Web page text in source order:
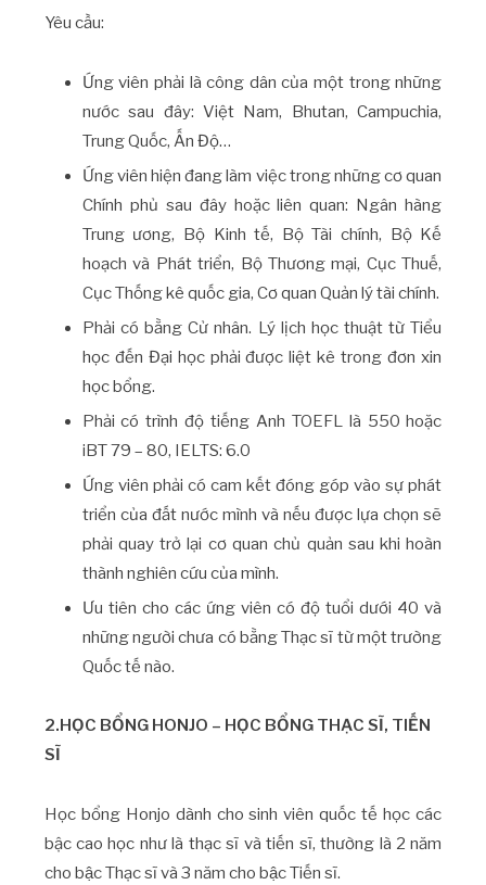
Yêu cầu:
Ứng viên phải là công dân của một trong những
nước sau đây: Việt Nam, Bhutan, Campuchia,
Trung Quốc, Ấn Độ…
Ứng viên hiện đang làm việc trong những cơ quan
Chính phủ sau đây hoặc liên quan: Ngân hàng
Trung ương, Bộ Kinh tế, Bộ Tài chính, Bộ Kế
hoạch và Phát triển, Bộ Thương mại, Cục Thuế,
Cục Thống kê quốc gia, Cơ quan Quản lý tài chính.
Phải có bằng Cử nhân. Lý lịch học thuật từ Tiểu
học đến Đại học phải được liệt kê trong đơn xin
học bổng.
Phải có trình độ tiếng Anh TOEFL là 550 hoặc
iBT 79 – 80, IELTS: 6.0
Ứng viên phải có cam kết đóng góp vào sự phát
triển của đất nước mình và nếu được lựa chọn ​​sẽ
phải quay trở lại cơ quan chủ quản sau khi hoàn
thành nghiên cứu của mình.
Ưu tiên cho các ứng viên có độ tuổi dưới 40 và
những người chưa có bằng Thạc sĩ từ một trường
Quốc tế nào.
2.HỌC BỔNG HONJO – HỌC BỔNG THẠC SĨ, TIẾN
SĨ
Học bổng Honjo dành cho sinh viên quốc tế học các
bậc cao học như là thạc sĩ và tiến sĩ, thường là 2 năm
cho bậc Thạc sĩ và 3 năm cho bậc Tiến sĩ.